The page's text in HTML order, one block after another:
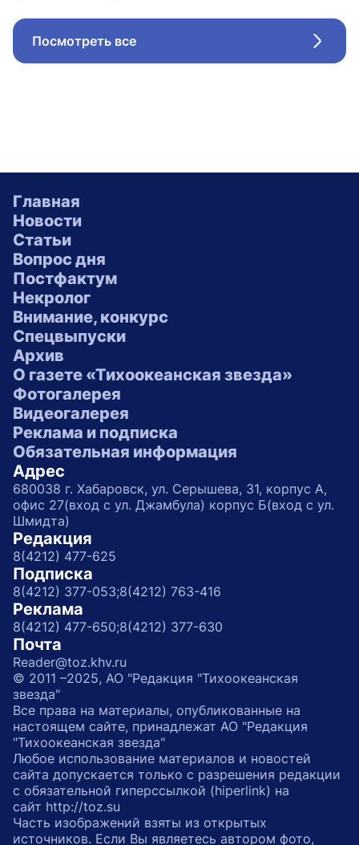
Посмотреть все
Главная
Новости
Статьи
Вопрос дня
Постфактум
Некролог
Внимание, конкурс
Спецвыпуски
Архив
О газете «Тихоокеанская звезда»
Фотогалерея
Видеогалерея
Реклама и подписка
Обязательная информация
Адрес
680038 г. Хабаровск, ул. Серышева, 31, корпус А,
офис 27(вход с ул. Джамбула) корпус Б(вход с ул.
Шмидта)
Редакция
8(4212) 477-625
Подписка
8(4212) 377-053;8(4212) 763-416
Реклама
8(4212) 477-650;8(4212) 377-630
Почта
Reader@toz.khv.ru
© 2011 –2025, АО "Редакция "Тихоокеанская
звезда"
Все права на материалы, опубликованные на
настоящем сайте, принадлежат АО "Редакция
"Тихоокеанская звезда"
Любое использование материалов и новостей
сайта допускается только с разрешения редакции
с обязательной гиперссылкой (hiperlink) на
сайт http://toz.su
Часть изображений взяты из открытых
источников. Если Вы являетесь автором фото,